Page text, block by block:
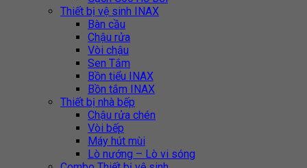
Thiết bị vệ sinh INAX
Bàn cầu
Chậu rửa
Vòi chậu
Sen Tắm
Bồn tiểu INAX
Bồn tắm INAX
Thiết bị nhà bếp
Chậu rửa chén
Vòi bếp
Máy hút mùi
Lò nướng – Lò vi sóng